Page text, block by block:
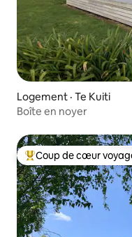
Logement · Te Kuiti
Boîte en noyer
Coup de cœur
Coup de cœur